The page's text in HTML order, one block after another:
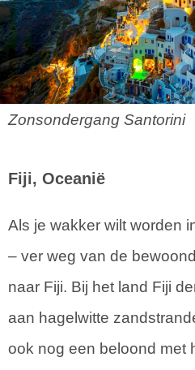
Zonsondergang Santorini
Fiji, Oceanië
Als je wakker wilt worden
– ver weg van de
naar Fiji. Bij het land Fiji
aan hagelwitte
ook nog een beloond met